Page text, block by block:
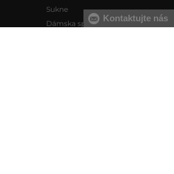
Sukne
Dámska spodná bielizeňKontaktujte nás